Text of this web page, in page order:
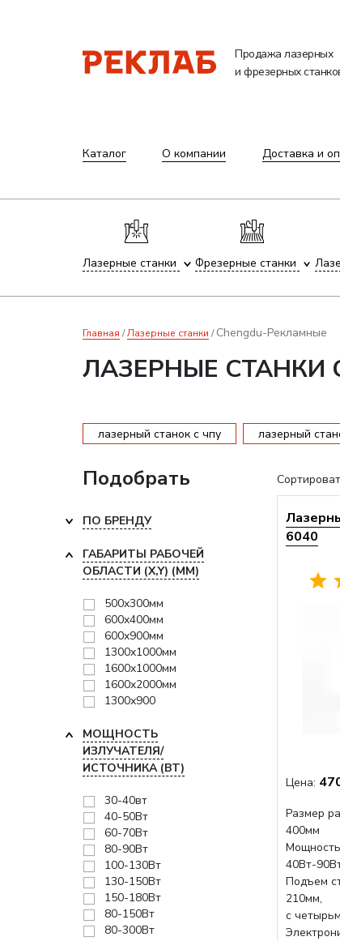
Продажа лазерных
и фрезерных
Каталог О компании Доставка и
Лазерные станки Фрезерные станки
Главная Лазерные станки Chengdu-Рекламные
ЛАЗЕРНЫЕ СТАНКИ
лазерный станок с чпу лазерный
6040
Цена:
Размер
400мм
40Вт-
Подъем
210мм,
с
Подобрать
ПО БРЕНДУ
ГАБАРИТЫ РАБОЧЕЙ
ОБЛАСТИ (X,Y) (ММ)
500x300мм
600x400мм
600x900мм
1300x1000мм
1600x1000мм
1600x2000мм
1300х900
МОЩНОСТЬ
ИЗЛУЧАТЕЛЯ/
ИСТОЧНИКА (ВТ)
30-40вт
40-50Вт
60-70Вт
80-90Вт
100-130Вт
130-150Вт
150-180Вт
80-150Вт
80-300Вт